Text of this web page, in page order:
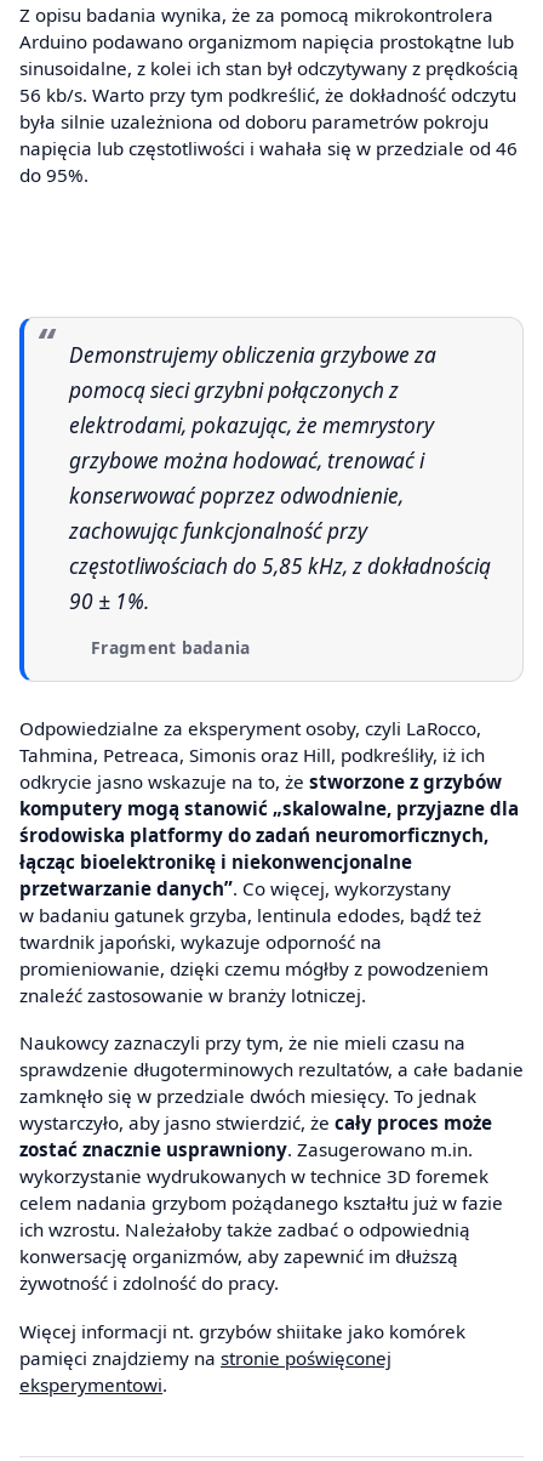
Z opisu badania wynika, że za pomocą mikrokontrolera
Arduino podawano organizmom napięcia prostokątne lub
sinusoidalne, z kolei ich stan był odczytywany z prędkością
56 kb/s. Warto przy tym podkreślić, że dokładność odczytu
była silnie uzależniona od doboru parametrów pokroju
napięcia lub częstotliwości i wahała się w przedziale od 46
do 95%.
Demonstrujemy obliczenia grzybowe za
pomocą sieci grzybni połączonych z
elektrodami, pokazując, że memrystory
grzybowe można hodować, trenować i
konserwować poprzez odwodnienie,
zachowując funkcjonalność przy
częstotliwościach do 5,85 kHz, z dokładnością
90 ± 1%.
Fragment badania
Odpowiedzialne za eksperyment osoby, czyli LaRocco,
Tahmina, Petreaca, Simonis oraz Hill, podkreśliły, iż ich
odkrycie jasno wskazuje na to, że stworzone z grzybów
komputery mogą stanowić „skalowalne, przyjazne dla
środowiska platformy do zadań neuromorficznych,
łącząc bioelektronikę i niekonwencjonalne
przetwarzanie danych”. Co więcej, wykorzystany
w badaniu gatunek grzyba, lentinula edodes, bądź też
twardnik japoński, wykazuje odporność na
promieniowanie, dzięki czemu mógłby z powodzeniem
znaleźć zastosowanie w branży lotniczej.
Naukowcy zaznaczyli przy tym, że nie mieli czasu na
sprawdzenie długoterminowych rezultatów, a całe badanie
zamknęło się w przedziale dwóch miesięcy. To jednak
wystarczyło, aby jasno stwierdzić, że cały proces może
zostać znacznie usprawniony. Zasugerowano m.in.
wykorzystanie wydrukowanych w technice 3D foremek
celem nadania grzybom pożądanego kształtu już w fazie
ich wzrostu. Należałoby także zadbać o odpowiednią
konwersację organizmów, aby zapewnić im dłuższą
żywotność i zdolność do pracy.
Więcej informacji nt. grzybów shiitake jako komórek
pamięci znajdziemy na stronie poświęconej
eksperymentowi.